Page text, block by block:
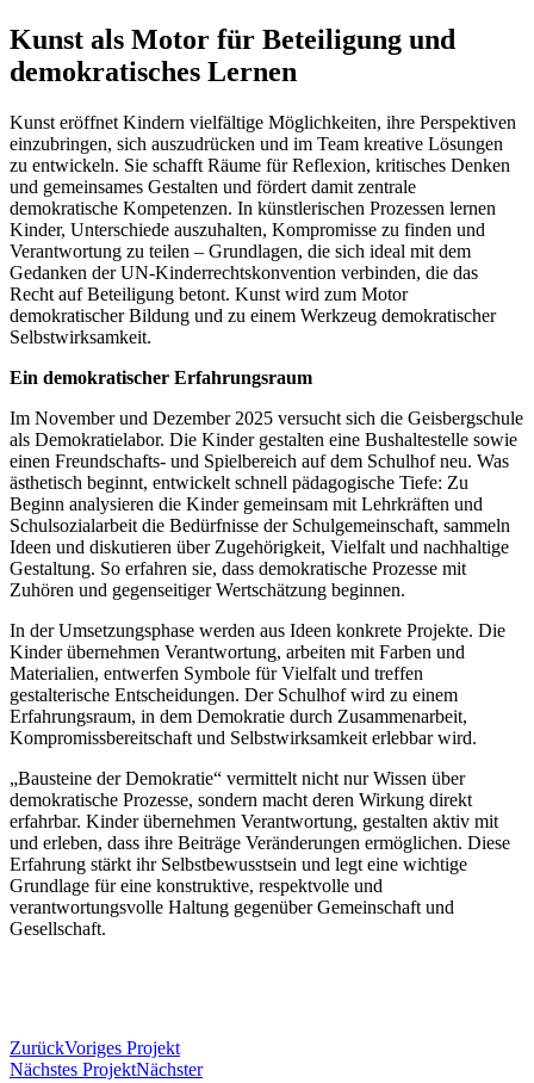
Kunst als Motor für Beteiligung und
demokratisches Lernen
Kunst eröffnet Kindern vielfältige Möglichkeiten, ihre Perspektiven
einzubringen, sich auszudrücken und im Team kreative Lösungen
zu entwickeln. Sie schafft Räume für Reflexion, kritisches Denken
und gemeinsames Gestalten und fördert damit zentrale
demokratische Kompetenzen. In künstlerischen Prozessen lernen
Kinder, Unterschiede auszuhalten, Kompromisse zu finden und
Verantwortung zu teilen – Grundlagen, die sich ideal mit dem
Gedanken der UN-Kinderrechtskonvention verbinden, die das
Recht auf Beteiligung betont. Kunst wird zum Motor
demokratischer Bildung und zu einem Werkzeug demokratischer
Selbstwirksamkeit.
Ein demokratischer Erfahrungsraum
Im November und Dezember 2025 versucht sich die Geisbergschule
als Demokratielabor. Die Kinder gestalten eine Bushaltestelle sowie
einen Freundschafts- und Spielbereich auf dem Schulhof neu. Was
ästhetisch beginnt, entwickelt schnell pädagogische Tiefe: Zu
Beginn analysieren die Kinder gemeinsam mit Lehrkräften und
Schulsozialarbeit die Bedürfnisse der Schulgemeinschaft, sammeln
Ideen und diskutieren über Zugehörigkeit, Vielfalt und nachhaltige
Gestaltung. So erfahren sie, dass demokratische Prozesse mit
Zuhören und gegenseitiger Wertschätzung beginnen.
In der Umsetzungsphase werden aus Ideen konkrete Projekte. Die
Kinder übernehmen Verantwortung, arbeiten mit Farben und
Materialien, entwerfen Symbole für Vielfalt und treffen
gestalterische Entscheidungen. Der Schulhof wird zu einem
Erfahrungsraum, in dem Demokratie durch Zusammenarbeit,
Kompromissbereitschaft und Selbstwirksamkeit erlebbar wird.
„Bausteine der Demokratie“ vermittelt nicht nur Wissen über
demokratische Prozesse, sondern macht deren Wirkung direkt
erfahrbar. Kinder übernehmen Verantwortung, gestalten aktiv mit
und erleben, dass ihre Beiträge Veränderungen ermöglichen. Diese
Erfahrung stärkt ihr Selbstbewusstsein und legt eine wichtige
Grundlage für eine konstruktive, respektvolle und
verantwortungsvolle Haltung gegenüber Gemeinschaft und
Gesellschaft.
ZurückVoriges Projekt
Nächstes ProjektNächster